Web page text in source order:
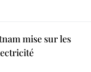
mise sur les